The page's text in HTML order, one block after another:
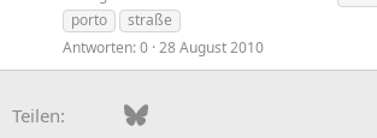
porto
straße
Antworten 0 28 August 2010
Teilen: FacebookBluesky